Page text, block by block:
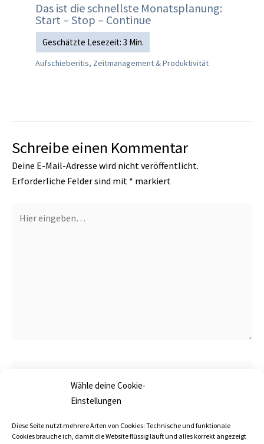
Wähle deine Cookie-
Einstellungen
Diese Seite nutzt mehrere Arten von Cookies: Technische und funktionale
Cookies brauche ich, damit die Website flüssig läuft und alles korrekt angezeigt
Das ist die schnellste Monatsplanung:
Start – Stop – Continue
Aufschieberitis, Zeitmanagement & Produktivität
Schreibe einen Kommentar
Deine E-Mail-Adresse wird nicht veröffentlicht.
Erforderliche Felder sind mit * markiert
eingeben…
E-
Mail-